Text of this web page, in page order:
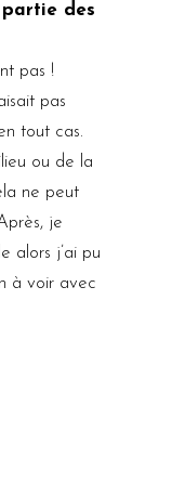
partie des
pas !
pas
tout cas.
ou de la
ne peut
je
alors j’ai pu
à voir avec